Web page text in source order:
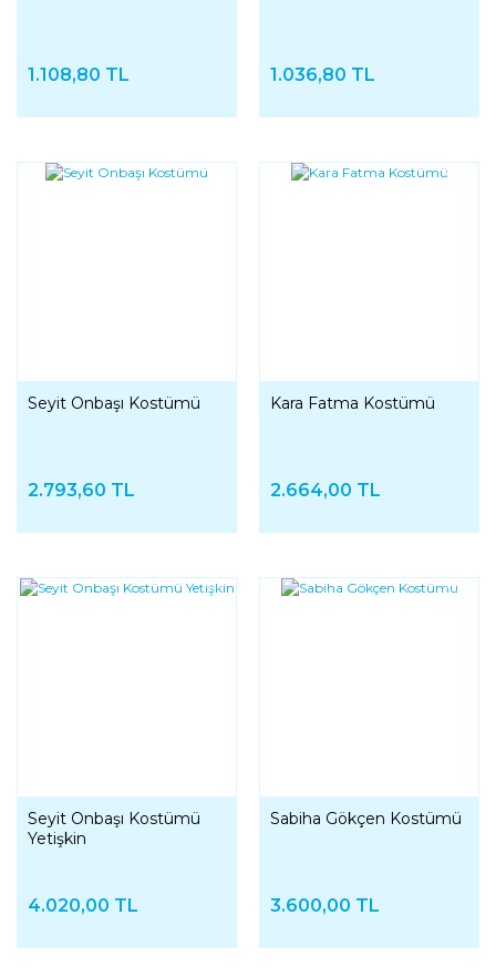
1.108,80 TL 1.036,80 TL
YENI
Seyit Onbaşı Kostümü
2.793,60 TL
YENI
Kara Fatma Kostümü
2.664,00 TL
YENI
Seyit Onbaşı Kostümü
Yetişkin
4.020,00 TL
YENI
Sabiha Gökçen Kostümü
3.600,00 TL